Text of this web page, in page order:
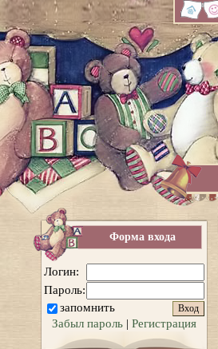
Форма входа
Логин:
Пароль:
запомнить
Забыл пароль | Регистрация